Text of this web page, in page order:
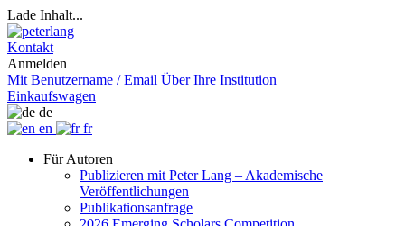
Lade Inhalt...
Kontakt
Anmelden
Mit Benutzername / Email Über Ihre Institution
Einkaufswagen
de
en
fr
Für Autoren
Publizieren mit Peter Lang – Akademische
Veröffentlichungen
Publikationsanfrage